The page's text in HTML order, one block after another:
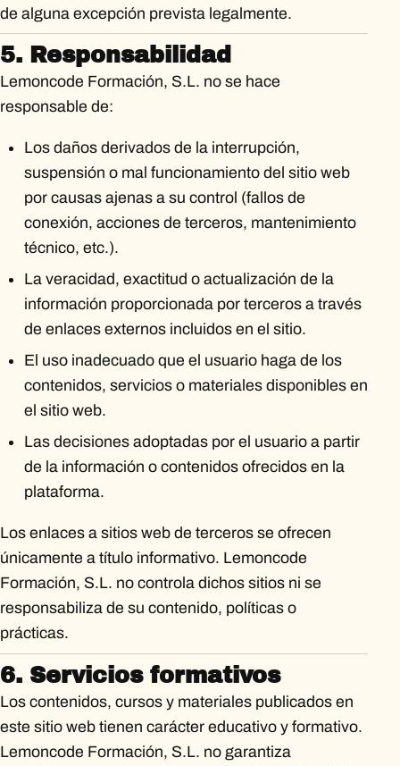
de alguna excepción prevista legalmente.
5. Responsabilidad
Lemoncode Formación, S.L. no se hace
responsable de:
Los daños derivados de la interrupción,
suspensión o mal funcionamiento del sitio web
por causas ajenas a su control (fallos de
conexión, acciones de terceros, mantenimiento
técnico, etc.).
La veracidad, exactitud o actualización de la
información proporcionada por terceros a través
de enlaces externos incluidos en el sitio.
El uso inadecuado que el usuario haga de los
contenidos, servicios o materiales disponibles en
el sitio web.
Las decisiones adoptadas por el usuario a partir
de la información o contenidos ofrecidos en la
plataforma.
Los enlaces a sitios web de terceros se ofrecen
únicamente a título informativo. Lemoncode
Formación, S.L. no controla dichos sitios ni se
responsabiliza de su contenido, políticas o
prácticas.
6. Servicios formativos
Los contenidos, cursos y materiales publicados en
este sitio web tienen carácter educativo y formativo.
Lemoncode Formación, S.L. no garantiza